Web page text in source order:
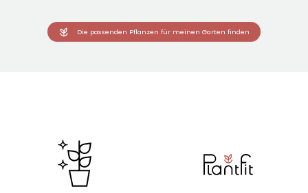
Die passenden Pflanzen für meinen Garten finden